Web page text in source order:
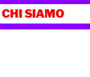
CHI SIAMO